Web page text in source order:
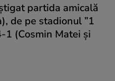
partida amicală
de pe stadionul ”1
1 (Cosmin Matei și